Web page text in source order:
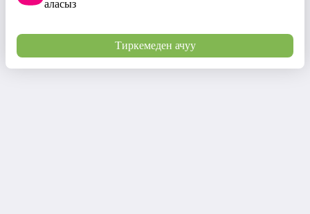
аласыз
Тиркемеден ачуу